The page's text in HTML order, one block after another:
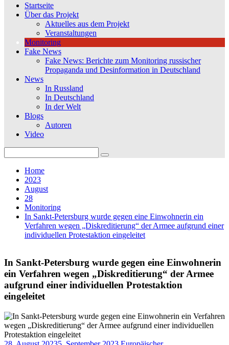
Startseite
Über das Projekt
Aktuelles aus dem Projekt
Veranstaltungen
Monitoring
Fake News
Fake News: Berichte zum Monitoring russischer
Propaganda und Desinformation in Deutschland
News
In Russland
In Deutschland
In der Welt
Blogs
Autoren
Video
for:
Home
2023
August
28
Monitoring
In Sankt-Petersburg wurde gegen eine Einwohnerin ein
Verfahren wegen „Diskreditierung“ der Armee aufgrund einer
individuellen Protestaktion eingeleitet
In Sankt-Petersburg wurde gegen eine Einwohnerin
ein Verfahren wegen „Diskreditierung“ der Armee
aufgrund einer individuellen Protestaktion
eingeleitet